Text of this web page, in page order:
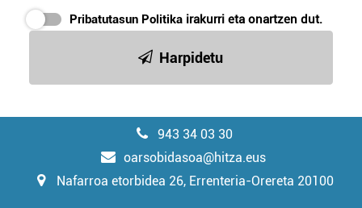
Pribatutasun Politika irakurri eta onartzen dut.
Harpidetu
943 34 03 30
oarsobidasoa@hitza.eus
Nafarroa etorbidea 26, Errenteria-Orereta 20100